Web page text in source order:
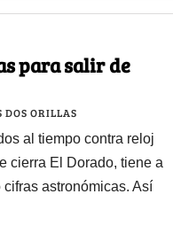
para salir de
DOS ORILLAS
al tiempo contra reloj
cierra El Dorado, tiene a
astronómicas. Así